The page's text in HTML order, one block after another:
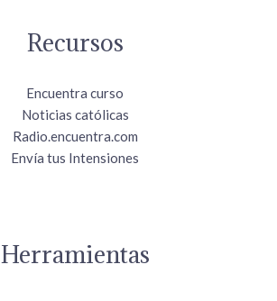
Recursos
Encuentra curso
Noticias católicas
Radio.encuentra.com
Envía tus Intensiones
Herramientas